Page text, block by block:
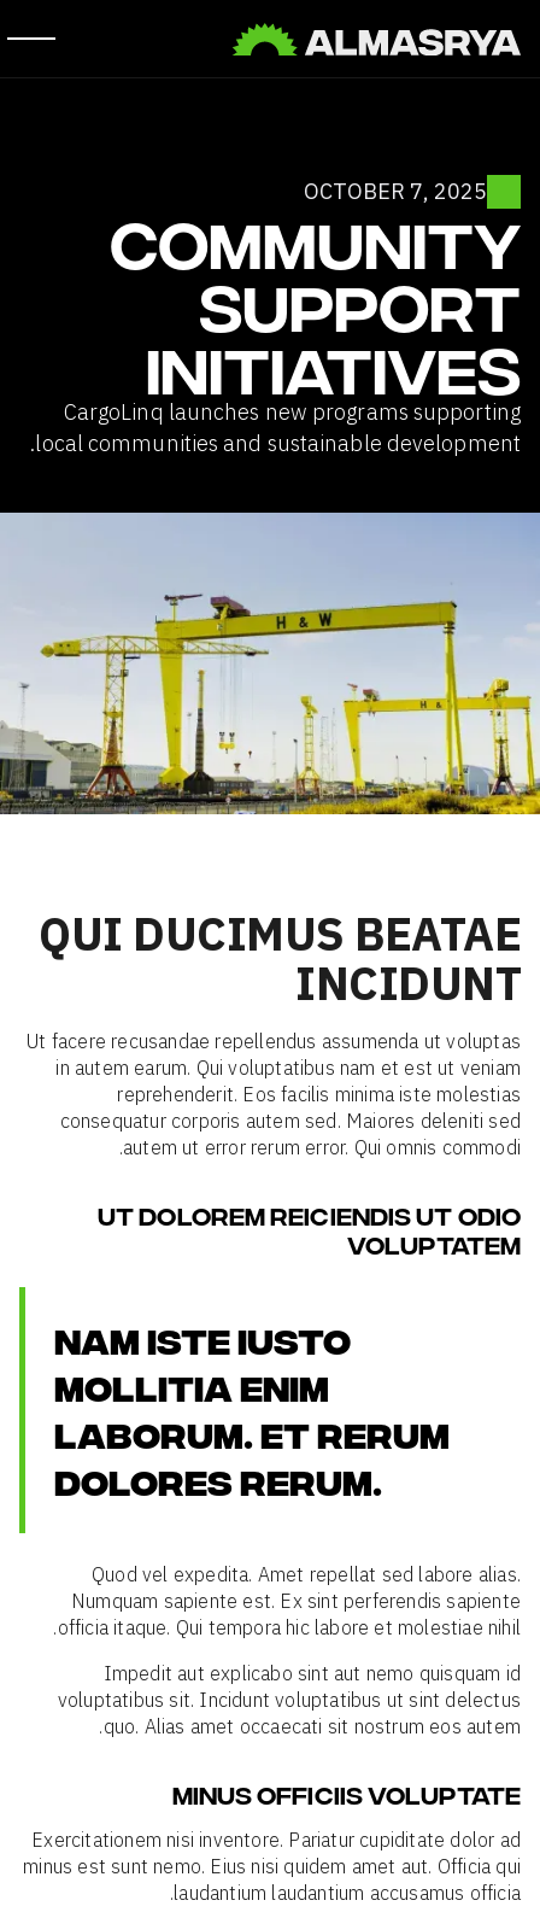
OCTOBER 7, 2025
COMMUNITY
SUPPORT
INITIATIVES
CargoLinq launches new programs supporting
local communities and sustainable development.
QUI DUCIMUS BEATAE
INCIDUNT
Ut facere recusandae repellendus assumenda ut voluptas
in autem earum. Qui voluptatibus nam et est ut veniam
reprehenderit. Eos facilis minima iste molestias
consequatur corporis autem sed. Maiores deleniti sed
autem ut error rerum error. Qui omnis commodi.
UT DOLOREM REICIENDIS UT ODIO
VOLUPTATEM
NAM ISTE IUSTO
MOLLITIA ENIM
LABORUM. ET RERUM
DOLORES RERUM.
Quod vel expedita. Amet repellat sed labore alias.
Numquam sapiente est. Ex sint perferendis sapiente
officia itaque. Qui tempora hic labore et molestiae nihil.
Impedit aut explicabo sint aut nemo quisquam id
voluptatibus sit. Incidunt voluptatibus ut sint delectus
quo. Alias amet occaecati sit nostrum eos autem.
MINUS OFFICIIS VOLUPTATE
Exercitationem nisi inventore. Pariatur cupiditate dolor ad
minus est sunt nemo. Eius nisi quidem amet aut. Officia qui
laudantium laudantium accusamus officia.